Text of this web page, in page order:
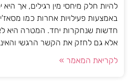
להיות חלק מיחסי מין רגילים, אך
באמצעות פעילויות אחרות כמו
חדשות שנחקרות יחד. המטרה היא
אלא גם לחזק את הקשר הרגשי
לקריאת המאמר »